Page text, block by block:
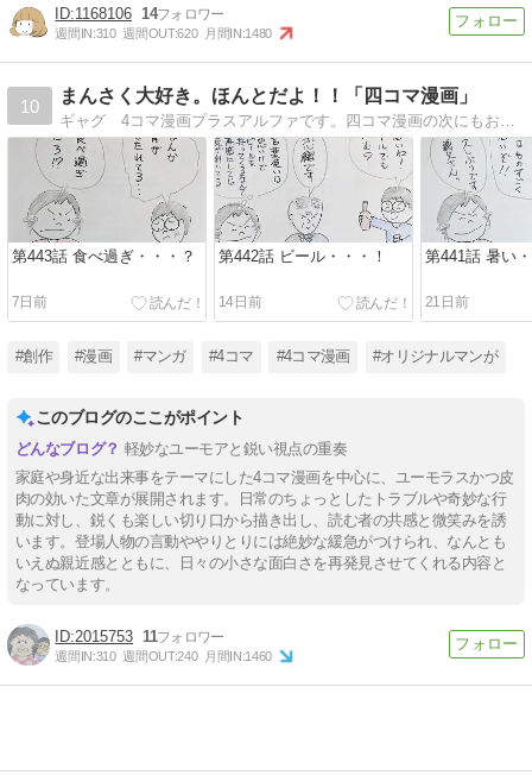
1168106 14
週間IN:310 週間OUT:620 月間IN:1480
10
まんさく大好き。ほんとだよ！！「四コマ漫画」
第443話 食べ過ぎ・・・？
7日前
第442話 ビール・・・！
14日前
第441話 暑い
21日前
#創作 #漫画 #マンガ #4コマ #4コマ漫画 #オリジナルマンが
このブログのここがポイント
軽妙なユーモアと鋭い視点の重奏
家庭や身近な出来事をテーマにした4コマ漫画を中心に、ユーモラスかつ皮
肉の効いた文章が展開されます。日常のちょっとしたトラブルや奇妙な行
動に対し、鋭くも楽しい切り口から描き出し、読む者の共感と微笑みを誘
います。登場人物の言動ややりとりには絶妙な緩急がつけられ、なんとも
いえぬ親近感とともに、日々の小さな面白さを再発見させてくれる内容と
なっています。
2015753 11
週間IN:310 週間OUT:240 月間IN:1460